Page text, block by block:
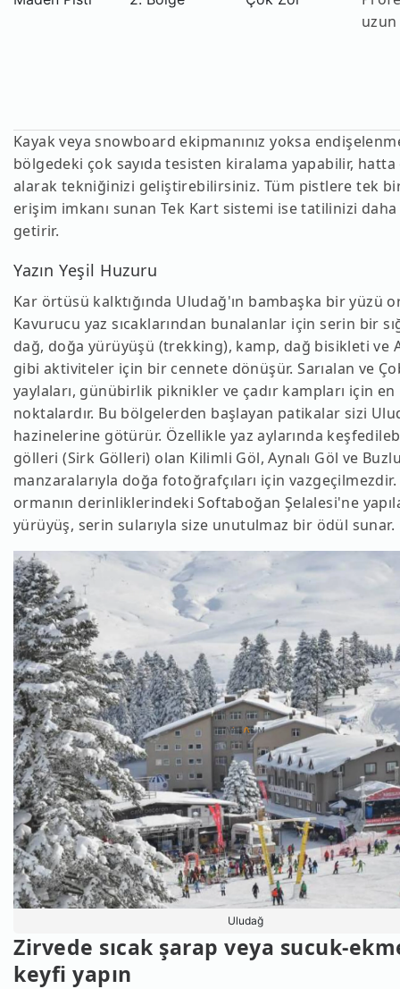
Kayak veya snowboard ekipmanınız yoksa
bölgedeki çok sayıda tesisten kiralama yapabilir,
alarak tekniğinizi geliştirebilirsiniz. Tüm pistlere tek
erişim imkanı sunan Tek Kart sistemi ise tatilinizi
getirir.
Yazın Yeşil Huzuru
Kar örtüsü kalktığında Uludağ'ın bambaşka bir yüzü
Kavurucu yaz sıcaklarından bunalanlar için serin bir
dağ, doğa yürüyüşü (trekking), kamp, dağ bisikleti ve
gibi aktiviteler için bir cennete dönüşür. Sarıalan ve
yaylaları, günübirlik piknikler ve çadır kampları için
noktalardır. Bu bölgelerden başlayan patikalar sizi
hazinelerine götürür. Özellikle yaz aylarında
gölleri (Sirk Gölleri) olan Kilimli Göl, Aynalı Göl ve
manzaralarıyla doğa fotoğrafçıları için vazgeçilmezdir.
ormanın derinliklerindeki Softaboğan Şelalesi'ne
yürüyüş, serin sularıyla size unutulmaz bir ödül sunar.
Uludağ
Zirvede sıcak şarap veya sucuk-
keyfi yapın